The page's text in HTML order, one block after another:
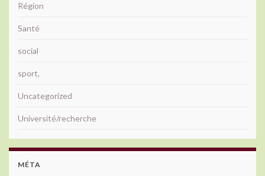
Région
Santé
social
sport,
Uncategorized
Université/recherche
MÉTA